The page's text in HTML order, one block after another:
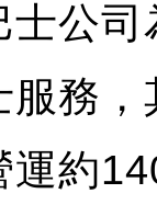
士公
服務
運約